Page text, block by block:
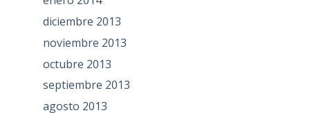
diciembre 2013
noviembre 2013
octubre 2013
septiembre 2013
agosto 2013